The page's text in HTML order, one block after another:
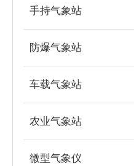
手持气象站
防爆气象站
车载气象站
农业气象站
微型气象仪